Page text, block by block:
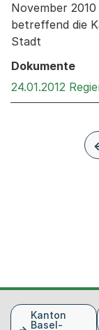
November
betreffend die
Stadt
Dokumente
24.01.2012
FusszeileKanton
Basel-